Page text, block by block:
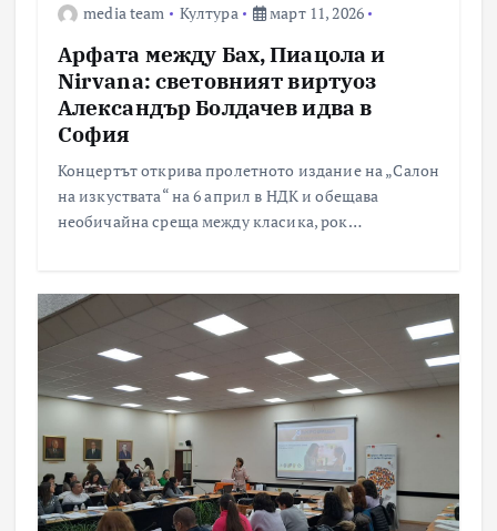
media team Култура март 11, 2026
Арфата между Бах, Пиацола и
Nirvana: световният виртуоз
Александър Болдачев идва в
София
Концертът открива пролетното издание на „Салон
на изкуствата“ на 6 април в НДК и обещава
необичайна среща между класика, рок…